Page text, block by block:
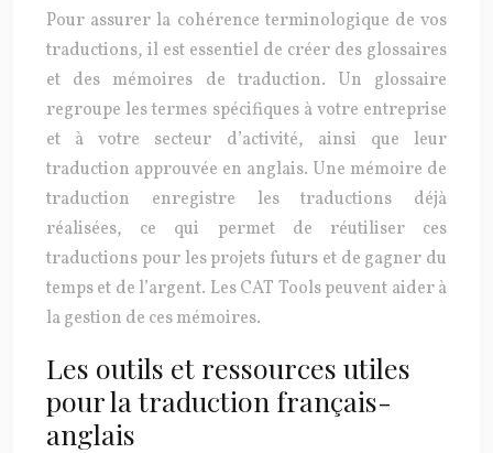
Pour assurer la cohérence terminologique de vos
traductions, il est essentiel de créer des glossaires
et des mémoires de traduction. Un glossaire
regroupe les termes spécifiques à votre entreprise
et à votre secteur d’activité, ainsi que leur
traduction approuvée en anglais. Une mémoire de
traduction enregistre les traductions déjà
réalisées, ce qui permet de réutiliser ces
traductions pour les projets futurs et de gagner du
temps et de l’argent. Les CAT Tools peuvent aider à
la gestion de ces mémoires.
Les outils et ressources utiles
pour la traduction français-
anglais